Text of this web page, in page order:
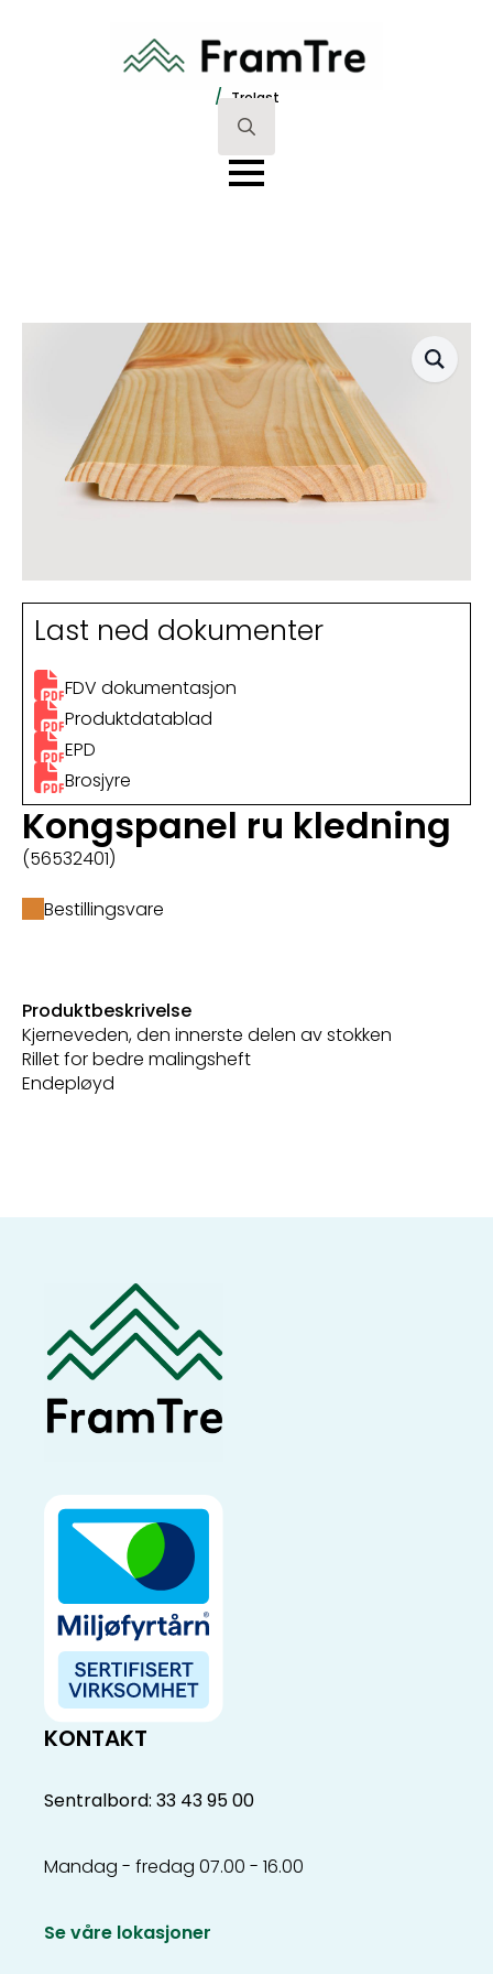
/ Trelast
Search
for:
Last ned dokumenter
FDV dokumentasjon
Produktdatablad
EPD
Brosjyre
Kongspanel ru kledning
(56532401)
Bestillingsvare
Produktbeskrivelse
Kjerneveden, den innerste delen av stokken
Rillet for bedre malingsheft
Endepløyd
KONTAKT
Sentralbord: 33 43 95 00
Mandag - fredag 07.00 - 16.00
Se våre lokasjoner